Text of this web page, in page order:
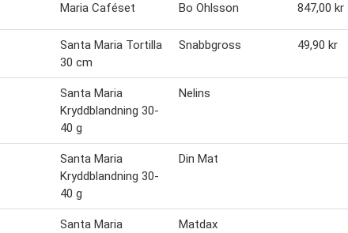
Maria Caféset Bo Ohlsson 847,00 kr
Santa Maria Tortilla
30 cm
Snabbgross 49,90 kr
Santa Maria
Kryddblandning 30-
40 g
Nelins
Santa Maria
Kryddblandning 30-
40 g
Din Mat
Santa Maria
Matdax